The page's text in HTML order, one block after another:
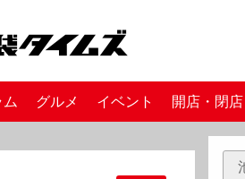
グルメ イベント 開店・閉店